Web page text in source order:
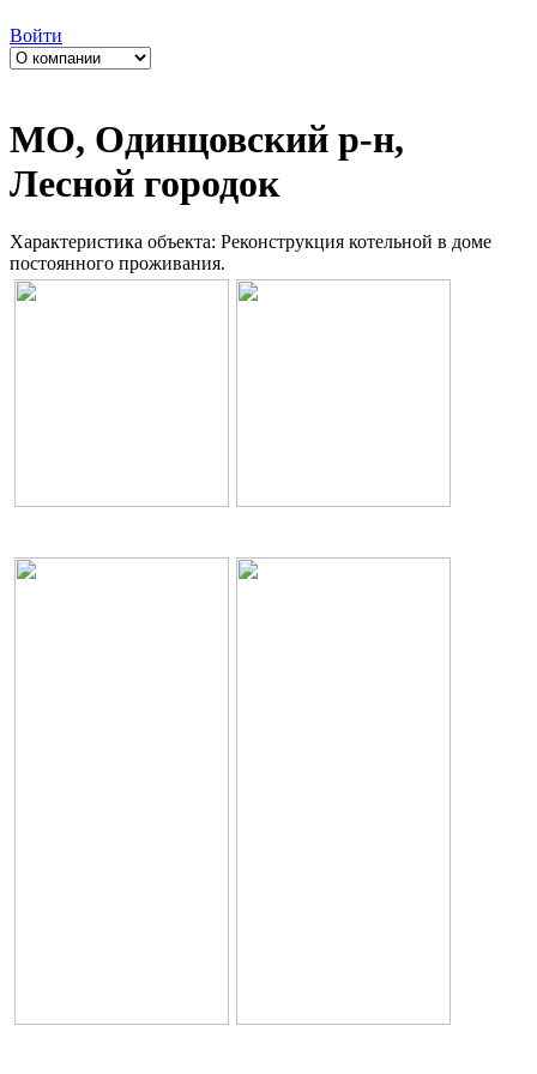
Войти
МО, Одинцовский р-н,
Лесной городок
Характеристика объекта: Реконструкция котельной в доме
постоянного проживания.